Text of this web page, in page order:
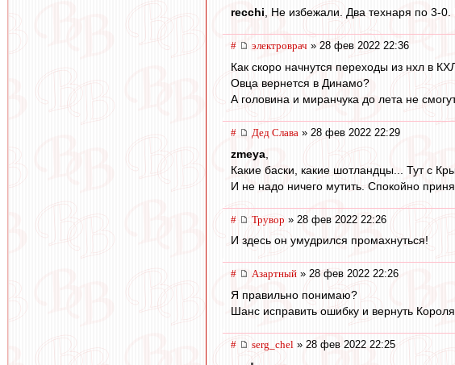
recchi, Не избежали. Два технаря по 3-
# электроврач » 28 фев 2022 22:36
Как скоро начнутся переходы из нхл в
Овца вернется в Динамо?
А головина и миранчука до лета не
# Дед Слава » 28 фев 2022 22:29
zmeya
Какие баски, какие шотландцы... Тут с
И не надо ничего мутить. Спокойно
# Трувор » 28 фев 2022 22:26
И здесь он умудрился промахнуться!
# Азартный » 28 фев 2022 22:26
Я правильно понимаю?
Шанс исправить ошибку и вернуть
# serg_chel » 28 фев 2022 22:25